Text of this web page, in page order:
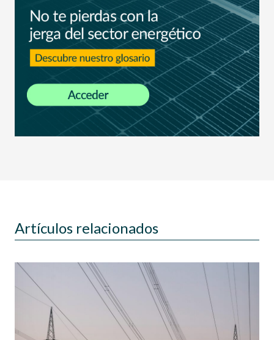
Artículos relacionados